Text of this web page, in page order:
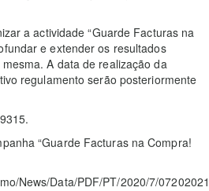
a actividade “Guarde Facturas na
e extender os resultados
A data de realização da
regulamento serão posteriormente
“Guarde Facturas na Compra!
News/Data/PDF/PT/2020/7/